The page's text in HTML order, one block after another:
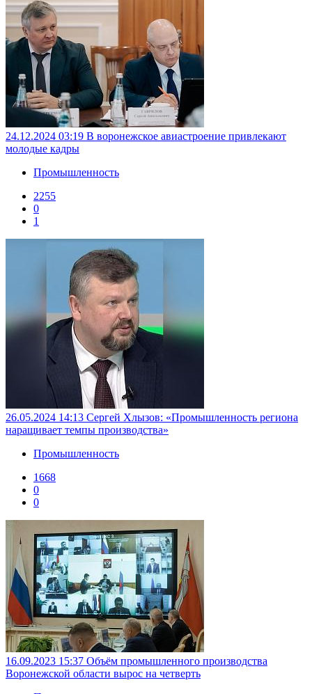
24.12.2024 03:19 В воронежское авиастроение привлекают
молодые кадры
Промышленность
2255
0
1
26.05.2024 14:13 Сергей Хлызов: «Промышленность региона
наращивает темпы производства»
Промышленность
1668
0
0
16.09.2023 15:37 Объём промышленного производства
Воронежской области вырос на четверть